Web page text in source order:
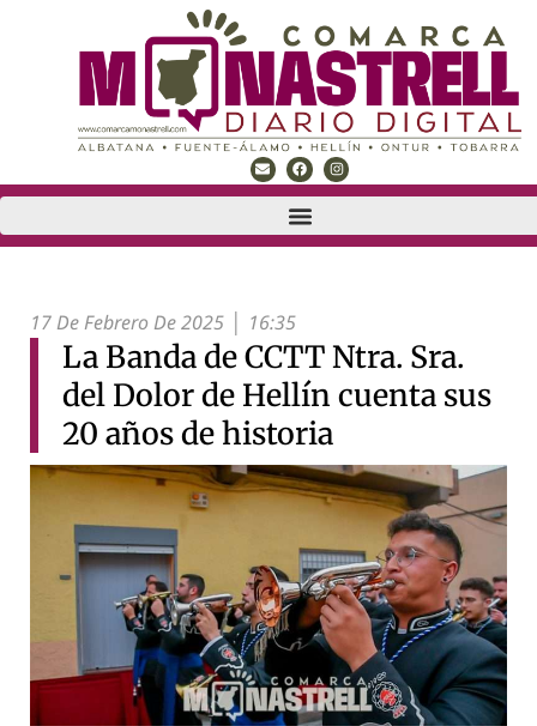
17 De Febrero De 2025 16:35
La Banda de CCTT Ntra. Sra.
del Dolor de Hellín cuenta sus
20 años de historia